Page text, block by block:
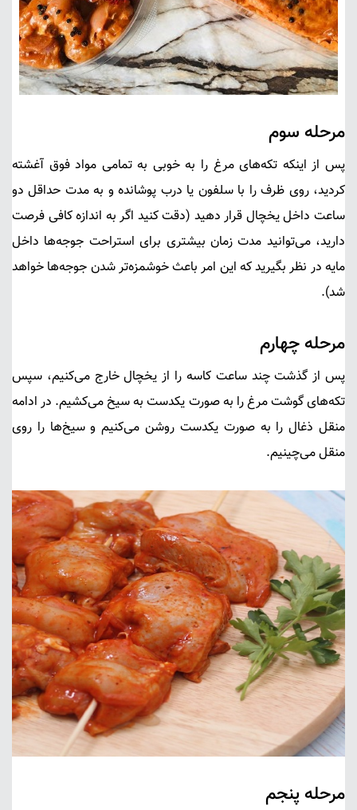
مرحله سوم
پس از اینکه تکه‌های مرغ را به خوبی به تمامی مواد فوق آغشته
کردید، روی ظرف را با سلفون یا درب پوشانده و به مدت حداقل دو
ساعت داخل یخچال قرار دهید (دقت کنید اگر به اندازه کافی فرصت
دارید، می‌توانید مدت زمان بیشتری برای استراحت جوجه‌ها داخل
مایه در نظر بگیرید که این امر باعث خوشمزه‌تر شدن جوجه‌ها خواهد
شد).
مرحله چهارم
پس از گذشت چند ساعت کاسه را از یخچال خارج می‌کنیم، سپس
تکه‌های گوشت مرغ را به صورت یکدست به سیخ می‌کشیم. در ادامه
منقل ذغال را به صورت یکدست روشن می‌کنیم و سیخ‌ها را روی
منقل می‌چینیم.
مرحله پنجم